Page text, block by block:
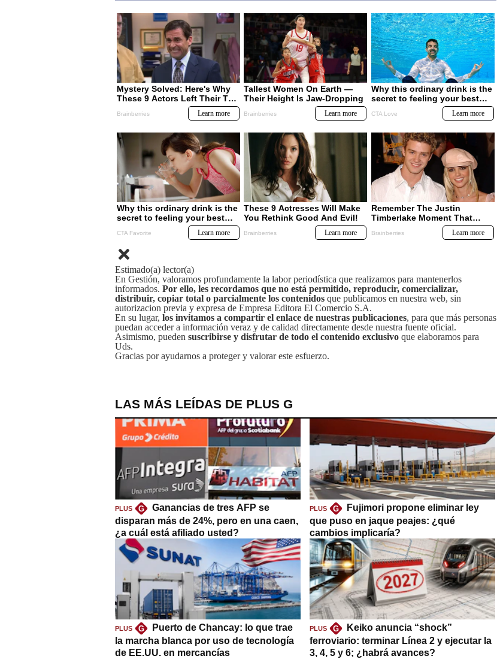
Estimado(a) lector(a)
En Gestión, valoramos profundamente la labor periodística que realizamos para mantenerlos
informados. Por ello, les recordamos que no está permitido, reproducir, comercializar,
distribuir, copiar total o parcialmente los contenidos que publicamos en nuestra web, sin
autorizacion previa y expresa de Empresa Editora El Comercio S.A.
En su lugar, los invitamos a compartir el enlace de nuestras publicaciones, para que más personas
puedan acceder a información veraz y de calidad directamente desde nuestra fuente oficial.
Asimismo, pueden suscribirse y disfrutar de todo el contenido exclusivo que elaboramos para
Uds.
Gracias por ayudarnos a proteger y valorar este esfuerzo.
LAS MÁS LEÍDAS DE PLUS G
PLUS G
Ganancias de tres AFP se
disparan más de 24%, pero en una caen,
¿a cuál está afiliado usted?
PLUS G
Fujimori propone eliminar ley
que puso en jaque peajes: ¿qué
cambios implicaría?
PLUS G
Puerto de Chancay: lo que trae
la marcha blanca por uso de tecnología
de EE.UU. en mercancías
PLUS G
Keiko anuncia “shock”
ferroviario: terminar Línea 2 y ejecutar la
3, 4, 5 y 6; ¿habrá avances?